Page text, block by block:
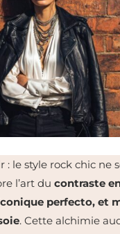
: le style rock chic ne
l’art du contraste
perfecto, et
. Cette alchimie